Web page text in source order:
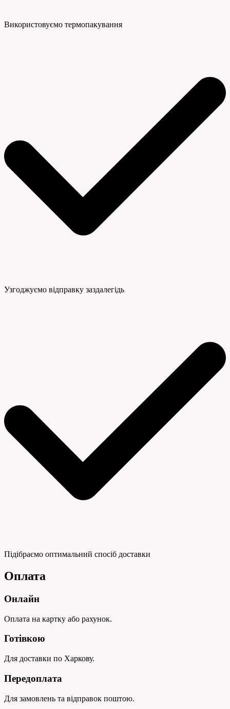
Використовуємо термопакування
Узгоджуємо відправку заздалегідь
Підібраємо оптимальний спосіб доставки
Оплата
Онлайн
Оплата на картку або рахунок.
Готівкою
Для доставки по Харкову.
Передоплата
Для замовлень та відправок поштою.